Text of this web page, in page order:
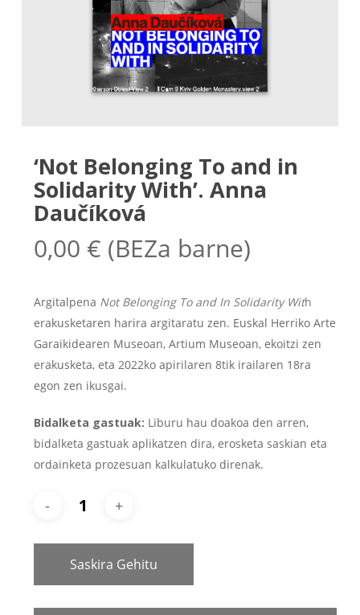
‘Not Belonging To and in
Solidarity With’. Anna
Daučíková
0,00 € (BEZa barne)
Argitalpena Not Belonging To and In Solidarity With
erakusketaren harira argitaratu zen. Euskal Herriko Arte
Garaikidearen Museoan, Artium Museoan, ekoitzi zen
erakusketa, eta 2022ko apirilaren 8tik irailaren 18ra
egon zen ikusgai.
Bidalketa gastuak: Liburu hau doakoa den arren,
bidalketa gastuak aplikatzen dira, erosketa saskian eta
ordainketa prozesuan kalkulatuko direnak.
Saskira Gehitu